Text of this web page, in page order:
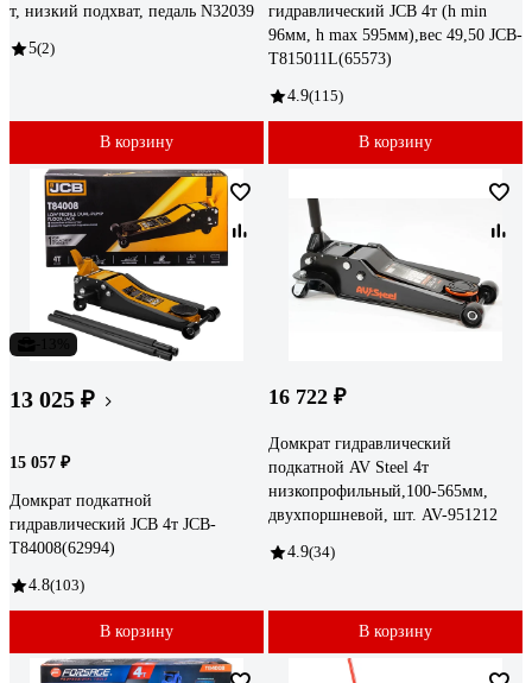
т, низкий подхват, педаль N32039
5(2)
В корзину
гидравлический JCB 4т (h min
96мм, h max 595мм),вес 49,50 JCB-
T815011L(65573)
4.9(115)
В корзину
13 025 ₽
15 057 ₽
Домкрат подкатной
гидравлический JCB 4т JCB-
T84008(62994)
4.8(103)
В корзину
16 722 ₽
Домкрат гидравлический
подкатной AV Steel 4т
низкопрофильный,100-565мм,
двухпоршневой, шт. AV-951212
4.9(34)
В корзину